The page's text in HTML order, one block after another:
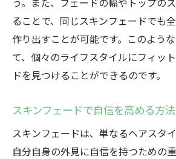
ることで、同じスキンフェードでも
作り出すことが可能です。このよう
て、個々のライフスタイルにフィッ
ドを見つけることができるのです。
スキンフェードで自信を高める方法
スキンフェードは、単なるヘアスタ
自分自身の外見に自信を持つための